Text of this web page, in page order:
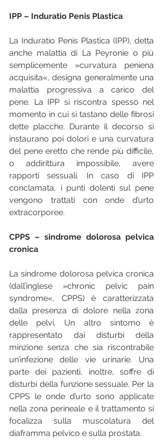
IPP – Induratio Penis Plastica
La Induratio Penis Plastica (IPP), detta
anche malattia di La Peyronie o più
semplicemente »curvatura peniena
acquisita«, designa generalmente una
malattia progressiva a carico del
pene. La IPP si riscontra spesso nel
momento in cui si tastano delle fibrosi
dette placche. Durante il decorso si
instaurano poi dolori e una curvatura
del pene eretto che rende più difficile,
o addirittura impossibile, avere
rapporti sessuali. In caso di IPP
conclamata, i punti dolenti sul pene
vengono trattati con onde d’urto
extracorporee.
CPPS – sindrome dolorosa pelvica
cronica
La sindrome dolorosa pelvica cronica
(dall’inglese »chronic pelvic pain
syndrome«, CPPS) è caratterizzata
dalla presenza di dolore nella zona
delle pelvi. Un altro sintomo è
rappresentato dai disturbi della
minzione senza che sia riscontrabile
un’infezione delle vie urinarie. Una
parte dei pazienti, inoltre, soffre di
disturbi della funzione sessuale. Per la
CPPS le onde d’urto sono applicate
nella zona perineale e il trattamento si
focalizza sulla muscolatura del
diaframma pelvico e sulla prostata.